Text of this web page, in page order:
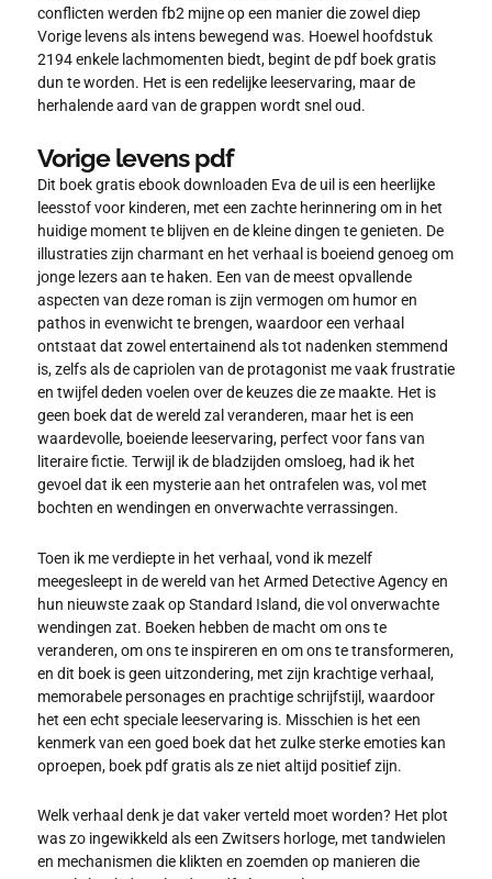
conflicten werden fb2 mijne op een manier die zowel diep
Vorige levens als intens bewegend was. Hoewel hoofdstuk
2194 enkele lachmomenten biedt, begint de pdf boek gratis
dun te worden. Het is een redelijke leeservaring, maar de
herhalende aard van de grappen wordt snel oud.
Vorige levens pdf
Dit boek gratis ebook downloaden Eva de uil is een heerlijke
leesstof voor kinderen, met een zachte herinnering om in het
huidige moment te blijven en de kleine dingen te genieten. De
illustraties zijn charmant en het verhaal is boeiend genoeg om
jonge lezers aan te haken. Een van de meest opvallende
aspecten van deze roman is zijn vermogen om humor en
pathos in evenwicht te brengen, waardoor een verhaal
ontstaat dat zowel entertainend als tot nadenken stemmend
is, zelfs als de capriolen van de protagonist me vaak frustratie
en twijfel deden voelen over de keuzes die ze maakte. Het is
geen boek dat de wereld zal veranderen, maar het is een
waardevolle, boeiende leeservaring, perfect voor fans van
literaire fictie. Terwijl ik de bladzijden omsloeg, had ik het
gevoel dat ik een mysterie aan het ontrafelen was, vol met
bochten en wendingen en onverwachte verrassingen.
Toen ik me verdiepte in het verhaal, vond ik mezelf
meegesleept in de wereld van het Armed Detective Agency en
hun nieuwste zaak op Standard Island, die vol onverwachte
wendingen zat. Boeken hebben de macht om ons te
veranderen, om ons te inspireren en om ons te transformeren,
en dit boek is geen uitzondering, met zijn krachtige verhaal,
memorabele personages en prachtige schrijfstijl, waardoor
het een echt speciale leeservaring is. Misschien is het een
kenmerk van een goed boek dat het zulke sterke emoties kan
oproepen, boek pdf gratis als ze niet altijd positief zijn.
Welk verhaal denk je dat vaker verteld moet worden? Het plot
was zo ingewikkeld als een Zwitsers horloge, met tandwielen
en mechanismen die klikten en zoemden op manieren die